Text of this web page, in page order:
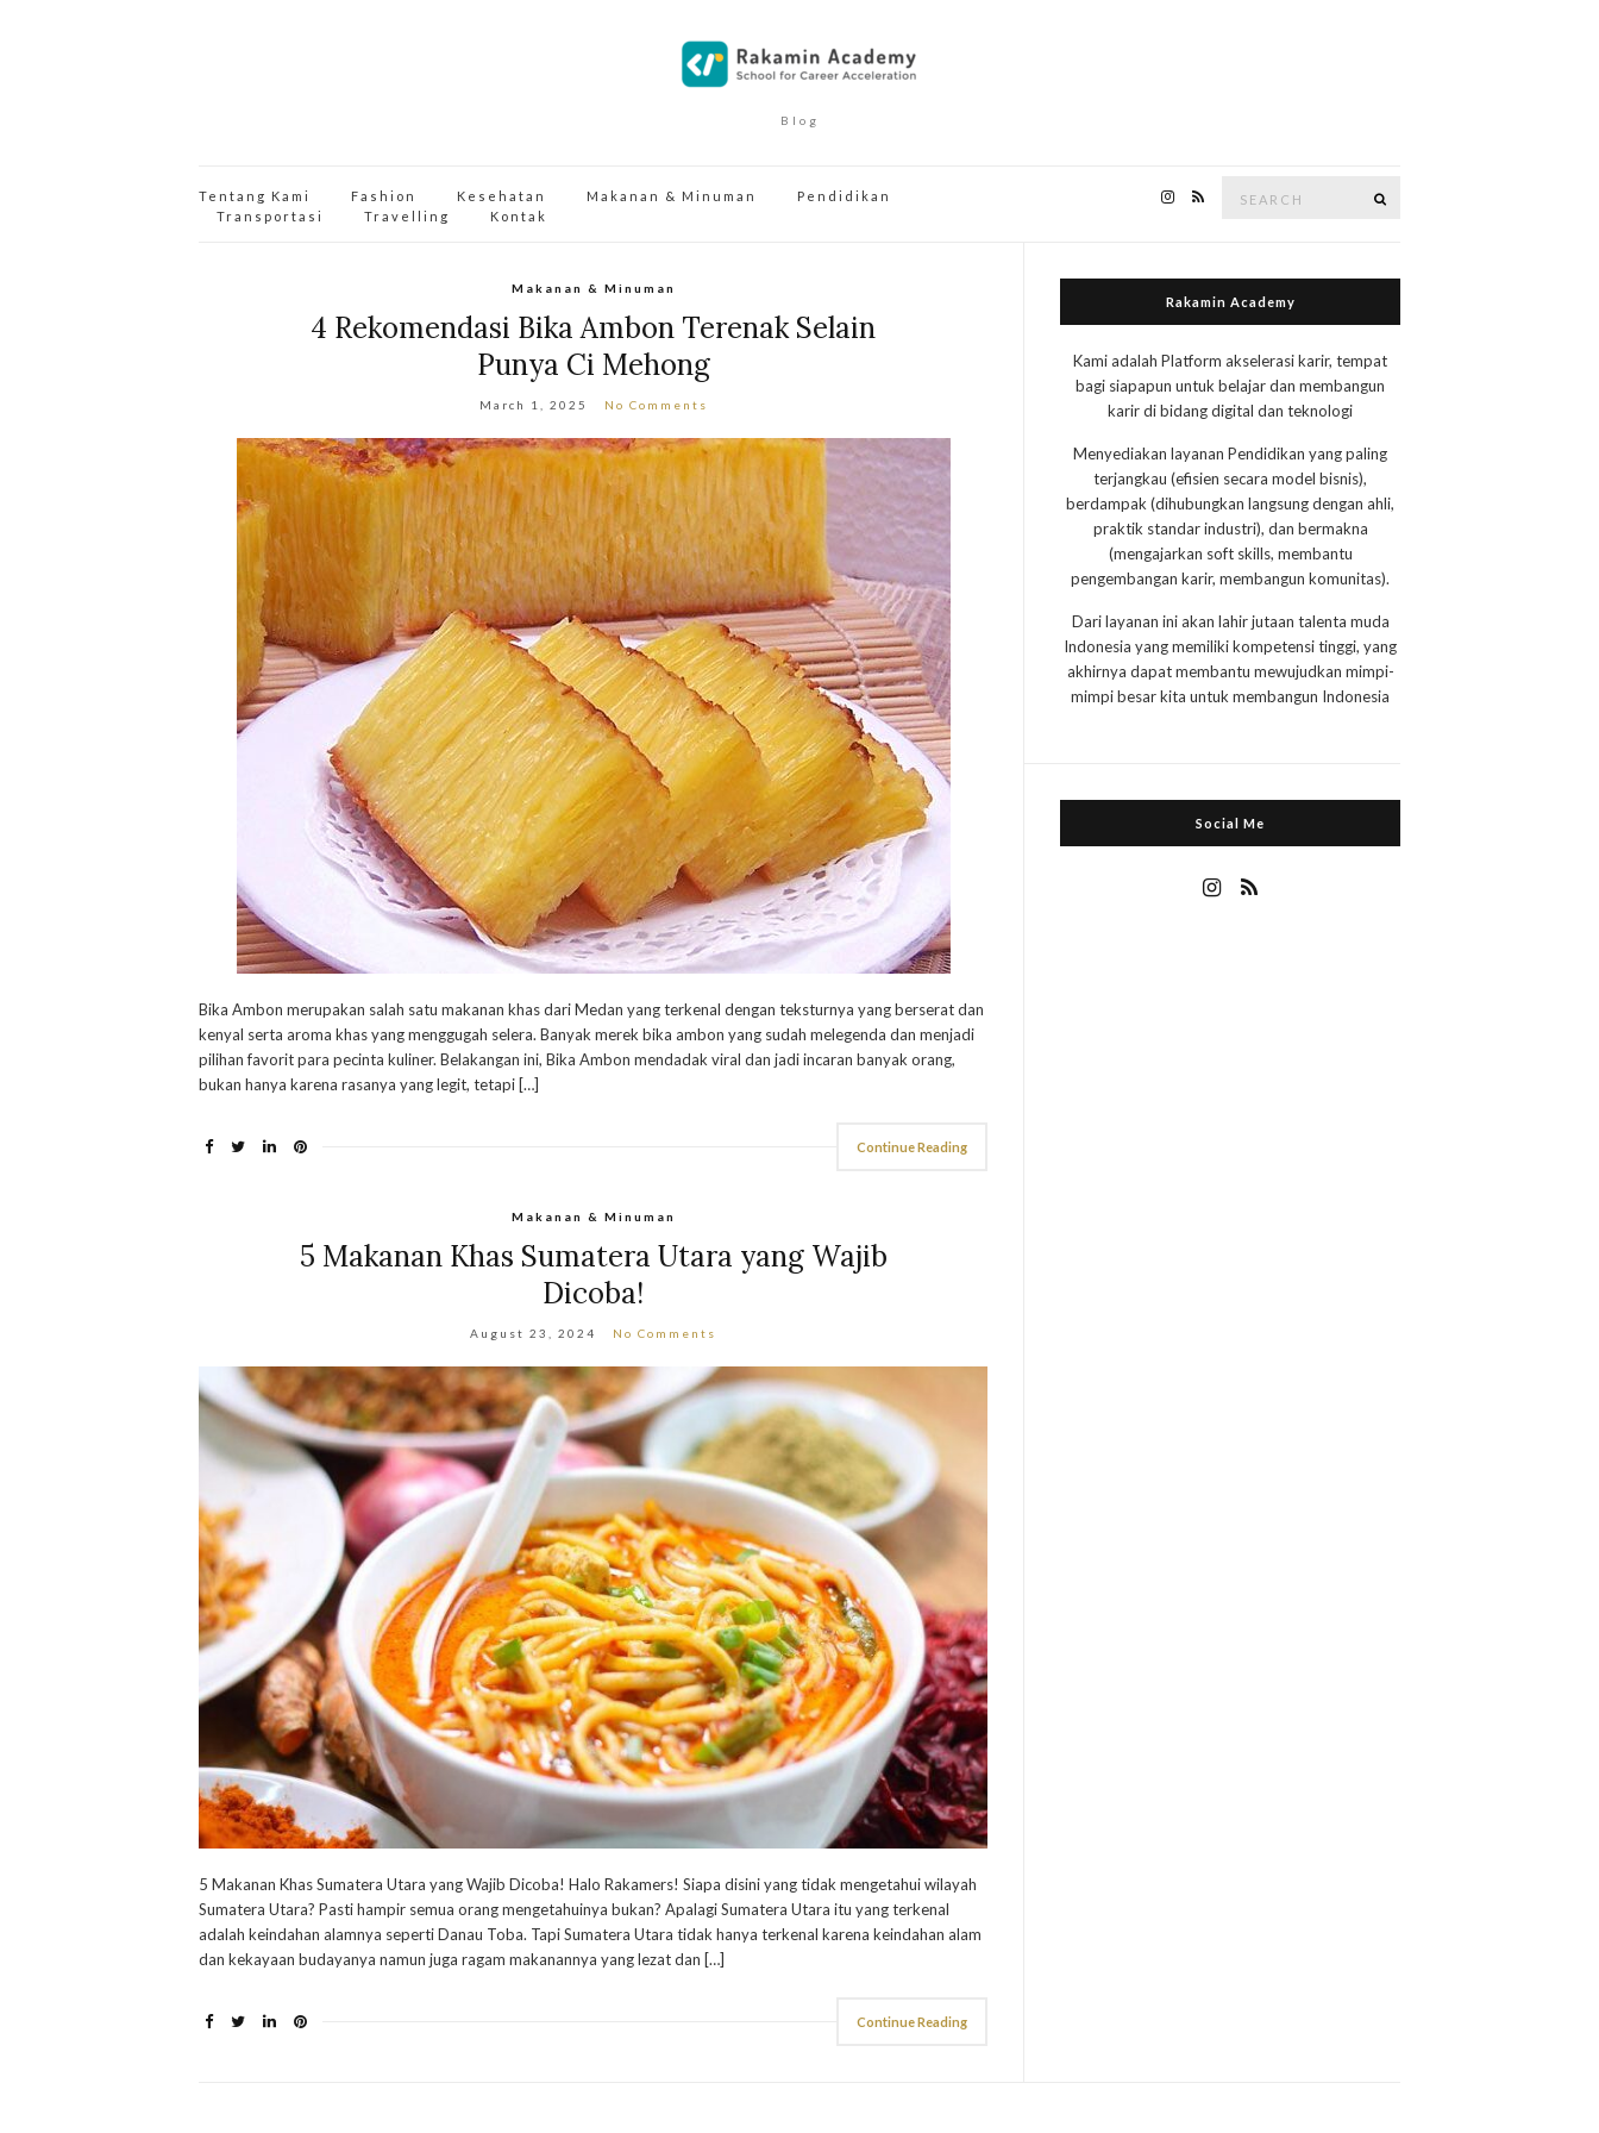
Blog
Tentang Kami Fashion Kesehatan Makanan & Minuman
Pendidikan
Transportasi
Travelling Kontak
Makanan & Minuman
4 Rekomendasi Bika Ambon Terenak Selain
Punya Ci Mehong
March 1, 2025 No Comments
Bika Ambon merupakan salah satu makanan khas dari Medan yang terkenal dengan teksturnya yang berserat dan
kenyal serta aroma khas yang menggugah selera. Banyak merek bika ambon yang sudah melegenda dan menjadi
pilihan favorit para pecinta kuliner. Belakangan ini, Bika Ambon mendadak viral dan jadi incaran banyak orang,
bukan hanya karena rasanya yang legit, tetapi […]
Continue Reading
Makanan & Minuman
5 Makanan Khas Sumatera Utara yang Wajib
Dicoba!
August 23, 2024 No Comments
5 Makanan Khas Sumatera Utara yang Wajib Dicoba! Halo Rakamers! Siapa disini yang tidak mengetahui wilayah
Sumatera Utara? Pasti hampir semua orang mengetahuinya bukan? Apalagi Sumatera Utara itu yang terkenal
adalah keindahan alamnya seperti Danau Toba. Tapi Sumatera Utara tidak hanya terkenal karena keindahan alam
dan kekayaan budayanya namun juga ragam makanannya yang lezat dan […]
Continue Reading
Rakamin Academy
Kami adalah Platform akselerasi karir, tempat
bagi siapapun untuk belajar dan membangun
karir di bidang digital dan teknologi
Menyediakan layanan Pendidikan yang paling
terjangkau (efisien secara model bisnis),
berdampak (dihubungkan langsung dengan ahli,
praktik standar industri), dan bermakna
(mengajarkan soft skills, membantu
pengembangan karir, membangun komunitas).
Dari layanan ini akan lahir jutaan talenta muda
Indonesia yang memiliki kompetensi tinggi, yang
akhirnya dapat membantu mewujudkan mimpi-
mimpi besar kita untuk membangun Indonesia
Social Me